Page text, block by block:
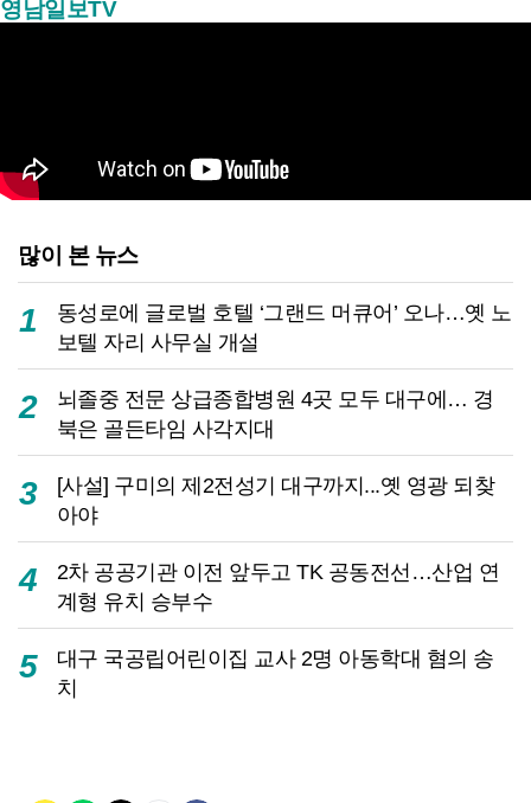
영남일보TV
많이 본 뉴스
1
동성로에 글로벌 호텔 ‘그랜드 머큐어’ 오나…옛 노
보텔 자리 사무실 개설
2
뇌졸중 전문 상급종합병원 4곳 모두 대구에… 경
북은 골든타임 사각지대
3
[사설] 구미의 제2전성기 대구까지...옛 영광 되찾
아야
4
2차 공공기관 이전 앞두고 TK 공동전선…산업 연
계형 유치 승부수
5
대구 국공립어린이집 교사 2명 아동학대 혐의 송
치